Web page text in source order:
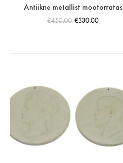
Antiikne metallist mootorratas
€450.00 €330.00